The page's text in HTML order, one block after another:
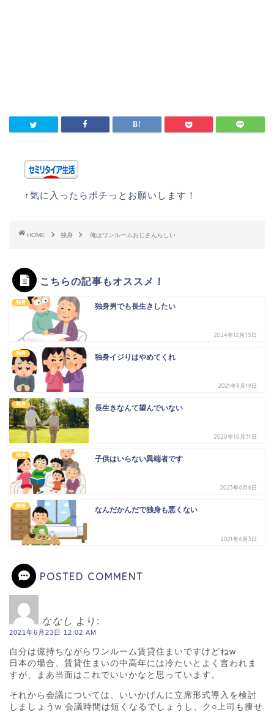
↑気に入ったらポチっとお願いします！
HOME 独身 俺はワンルームおじさんらしい
こちらの記事もオススメ！
独身 独身男でも長生きしたい
2024年12月15日
独身 独身イジりはやめてくれ
2021年9月19日
独身 長生きなんて望んでいない
2020年10月31日
独身 子供はいらない異端者です
2023年6月6日
独身 なんだかんだで独身も悪くない
2021年6月3日
POSTED COMMENT
ななし より:
2021年6月23日 12:02 AM
自分は億持ちながらワンルーム賃貸住まいですけどねw
日本の場合、賃貸住まいの中高年には冷たいとよく言われま
すが、まあ当面はこれでいいかなと思っています。
それから会議については、いいかげんに立席形式導入を検討
しましょうw 会議時間は短くなるでしょうし、ク○上司も痩せ